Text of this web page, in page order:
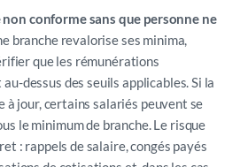
non conforme sans que personne ne
branche revalorise ses minima,
que les rémunérations
dessus des seuils applicables. Si la
à jour, certains salariés peuvent se
le minimum de branche. Le risque
: rappels de salaire, congés payés